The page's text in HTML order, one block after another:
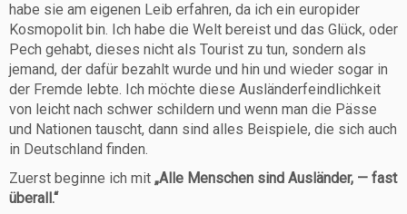
habe sie am eigenen Leib erfahren, da ich ein europider
Kosmopolit bin. Ich habe die Welt bereist und das Glück, oder
Pech gehabt, dieses nicht als Tourist zu tun, sondern als
jemand, der dafür bezahlt wurde und hin und wieder sogar in
der Fremde lebte. Ich möchte diese Ausländerfeindlichkeit
von leicht nach schwer schildern und wenn man die Pässe
und Nationen tauscht, dann sind alles Beispiele, die sich auch
in Deutschland finden.
Zuerst beginne ich mit „Alle Menschen sind Ausländer, — fast
überall.“